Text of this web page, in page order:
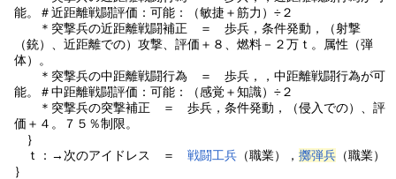
能。＃近距離戦闘評価：可能：（敏捷＋筋力）÷２
＊突撃兵の近距離戦闘補正 ＝ 歩兵，条件発動，（射撃
（銃）、近距離での）攻撃、評価＋８、燃料－２万ｔ。属性（弾
体）。
＊突撃兵の中距離戦闘行為 ＝ 歩兵，，中距離戦闘行為が可
能。＃中距離戦闘評価：可能：（感覚＋知識）÷２
＊突撃兵の突撃補正 ＝ 歩兵，条件発動，（侵入での）、評
価＋４。７５％制限。
｝
ｔ：→次のアイドレス ＝戦闘工兵 （職業），擲弾兵 （職業）
｝